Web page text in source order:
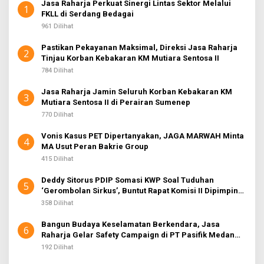
1
Jasa Raharja Perkuat Sinergi Lintas Sektor Melalui
FKLL di Serdang Bedagai
961 Dilihat
2
Pastikan Pekayanan Maksimal, Direksi Jasa Raharja
Tinjau Korban Kebakaran KM Mutiara Sentosa II
784 Dilihat
3
Jasa Raharja Jamin Seluruh Korban Kebakaran KM
Mutiara Sentosa II di Perairan Sumenep
770 Dilihat
4
Vonis Kasus PET Dipertanyakan, JAGA MARWAH Minta
MA Usut Peran Bakrie Group
415 Dilihat
5
Deddy Sitorus PDIP Somasi KWP Soal Tuduhan
‘Gerombolan Sirkus’, Buntut Rapat Komisi II Dipimpin
Sufmi Dasco Ahmad
358 Dilihat
6
Bangun Budaya Keselamatan Berkendara, Jasa
Raharja Gelar Safety Campaign di PT Pasifik Medan
Industri
192 Dilihat